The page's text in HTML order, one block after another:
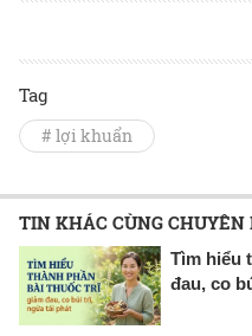
Tag
# lợi khuẩn
TIN KHÁC CÙNG CHUYÊN
Tìm hiểu
đau, co